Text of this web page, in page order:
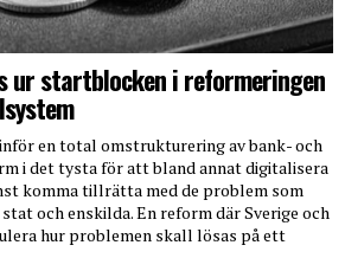
ur startblocken i reformeringen
inför en total omstrukturering av bank- och
i det tysta för att bland annat digitalisera
komma tillrätta med de problem som
och enskilda. En reform där Sverige och
hur problemen skall lösas på ett